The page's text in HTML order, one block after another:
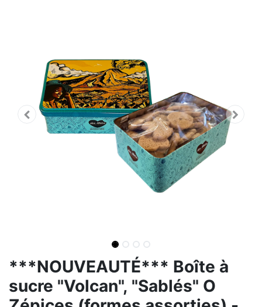
***NOUVEAUTÉ*** Boîte à
sucre "Volcan", "Sablés" O